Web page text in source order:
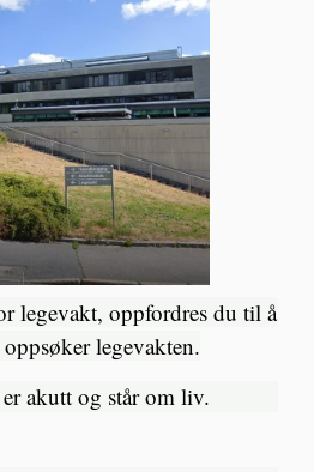
legevakt, oppfordres du til å
legevakten.
akutt og står om liv.​